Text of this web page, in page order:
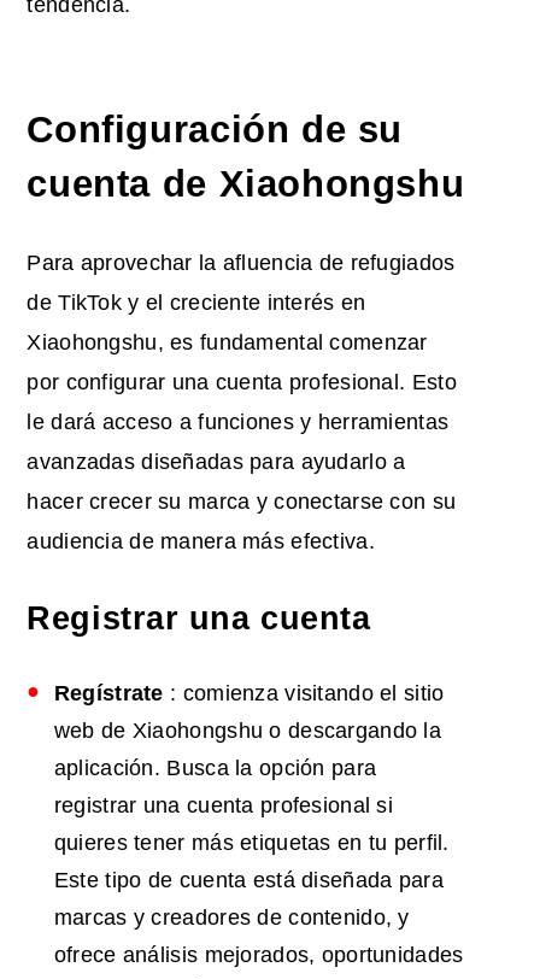
tendencia.
Configuración de su
cuenta de Xiaohongshu
Para aprovechar la afluencia de refugiados
de TikTok y el creciente interés en
Xiaohongshu, es fundamental comenzar
por configurar una cuenta profesional. Esto
le dará acceso a funciones y herramientas
avanzadas diseñadas para ayudarlo a
hacer crecer su marca y conectarse con su
audiencia de manera más efectiva.
Registrar una cuenta
Regístrate : comienza visitando el sitio
web de Xiaohongshu o descargando la
aplicación. Busca la opción para
registrar una cuenta profesional si
quieres tener más etiquetas en tu perfil.
Este tipo de cuenta está diseñada para
marcas y creadores de contenido, y
ofrece análisis mejorados, oportunidades